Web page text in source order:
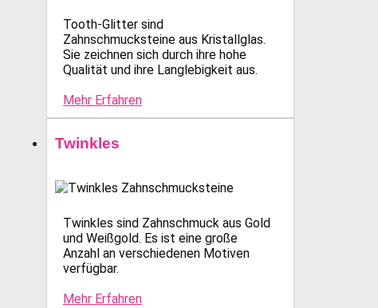
Tooth-Glitter sind
Zahnschmucksteine aus Kristallglas.
Sie zeichnen sich durch ihre hohe
Qualität und ihre Langlebigkeit aus.
Mehr Erfahren
Twinkles
Twinkles sind Zahnschmuck aus Gold
und Weißgold. Es ist eine große
Anzahl an verschiedenen Motiven
verfügbar.
Mehr Erfahren